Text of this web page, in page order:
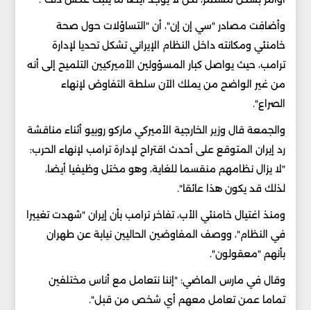
وأضافت مصادر "سي إن إن"، أن "التساؤلات حول صحة
خامنئي ومكانته داخل النظام الإيراني تشكل تحديا لإدارة
ترامب، حيث يواصل كبار المسؤولين الأميركيين التلميح إلى أنه
من غير الواضح من يملك الآن سلطة التفاوض لإنهاء
الصراع".
والجمعة قال وزير الخارجية الأميركي ماركو روبيو أثناء مناقشة
رد إيران المتوقع على أحدث اقتراح لإدارة ترامب لإنهاء الحرب:
"لا يزال نظامهم منقسما للغاية، وهو مختل وظيفيا أيضا،
لذلك قد يكون هذا عائقا".
ومنذ اغتيال خامنئي الأب، تفاخر ترامب بأن إيران "شهدت تغييرا
في النظام"، ووصف المفاوضين الحاليين نيابة عن طهران
بأنهم "معقولون".
وقال في مارس الماضي: "إننا نتعامل مع أناس مختلفين
تماما عمن تعامل معهم أي شخص من قبل".